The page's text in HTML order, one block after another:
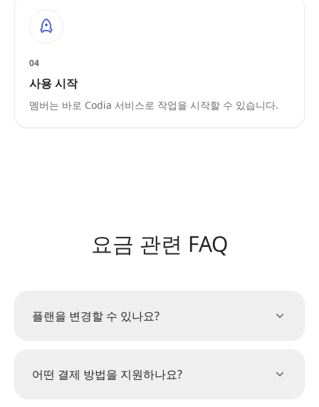
04
사용 시작
멤버는 바로 Codia 서비스로 작업을 시작할 수 있습니다.
요금 관련 FAQ
플랜을 변경할 수 있나요?
어떤 결제 방법을 지원하나요?